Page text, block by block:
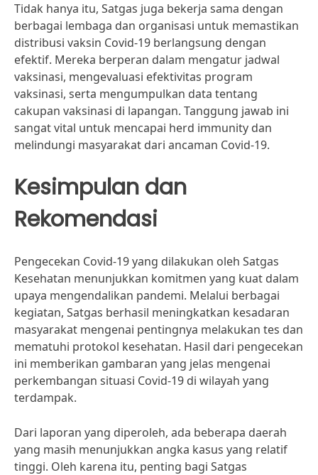
Tidak hanya itu, Satgas juga bekerja sama dengan
berbagai lembaga dan organisasi untuk memastikan
distribusi vaksin Covid-19 berlangsung dengan
efektif. Mereka berperan dalam mengatur jadwal
vaksinasi, mengevaluasi efektivitas program
vaksinasi, serta mengumpulkan data tentang
cakupan vaksinasi di lapangan. Tanggung jawab ini
sangat vital untuk mencapai herd immunity dan
melindungi masyarakat dari ancaman Covid-19.
Kesimpulan dan
Rekomendasi
Pengecekan Covid-19 yang dilakukan oleh Satgas
Kesehatan menunjukkan komitmen yang kuat dalam
upaya mengendalikan pandemi. Melalui berbagai
kegiatan, Satgas berhasil meningkatkan kesadaran
masyarakat mengenai pentingnya melakukan tes dan
mematuhi protokol kesehatan. Hasil dari pengecekan
ini memberikan gambaran yang jelas mengenai
perkembangan situasi Covid-19 di wilayah yang
terdampak.
Dari laporan yang diperoleh, ada beberapa daerah
yang masih menunjukkan angka kasus yang relatif
tinggi. Oleh karena itu, penting bagi Satgas